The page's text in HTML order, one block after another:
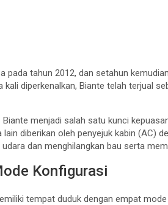
pada tahun 2012, dan setahun
diperkenalkan, Biante telah terjual
menjadi salah satu kunci
diberikan oleh penyejuk kabin (AC)
dan menghilangkan bau serta
Konfigurasi
tempat duduk dengan empat